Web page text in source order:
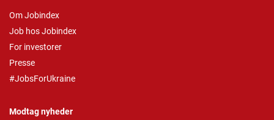
Om Jobindex
Job hos Jobindex
For investorer
Presse
#JobsForUkraine
Modtag nyheder